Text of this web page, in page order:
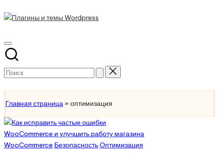
Перейти
Плагины
Wordpress
лучшие
плагины
и
Wordpress
Поиск
Главная страница » оптимизация
Опубликовано
WooCommerce БезопасностьОптимизация